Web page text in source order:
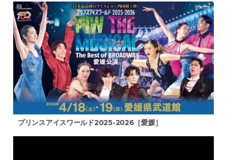
プリンスアイスワールド2025-2026［愛媛］